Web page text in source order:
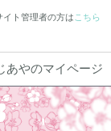
イト管理者の方は こちら
あやのマイページ